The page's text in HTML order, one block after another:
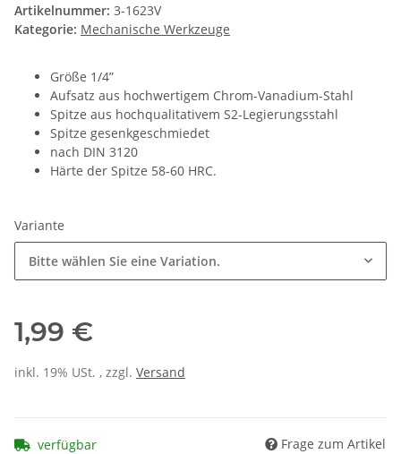
Artikelnummer: 3-1623V
Kategorie: Mechanische Werkzeuge
Größe 1/4”
Aufsatz aus hochwertigem Chrom-Vanadium-Stahl
Spitze aus hochqualitativem S2-Legierungsstahl
Spitze gesenkgeschmiedet
nach DIN 3120
Härte der Spitze 58-60 HRC.
Variante
Bitte wählen Sie eine Variation.
1,99 €
inkl. 19% USt. , zzgl. Versand
verfügbar Frage zum Artikel